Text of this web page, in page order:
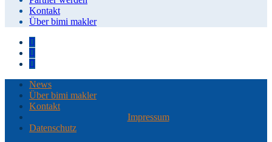
Kontakt
Über bimi makler
News
Über bimi makler
Kontakt
Impressum
Datenschutz